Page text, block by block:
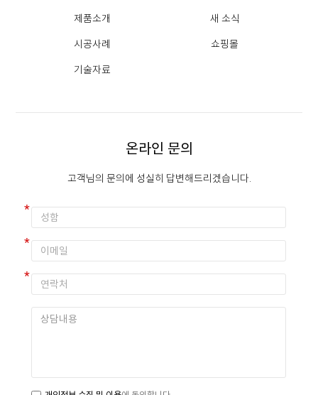
제품소개
시공사례
기술자료
새 소식
쇼핑몰
온라인 문의
고객님의 문의에 성실히 답변해드리겠습니다.